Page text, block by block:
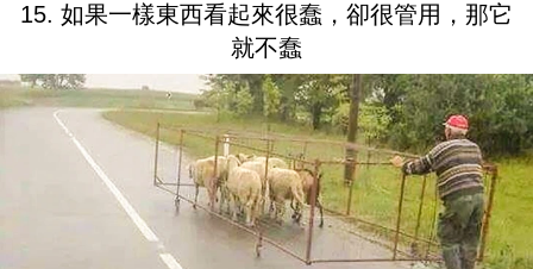
15. 如果一樣東西看起來很蠢，卻很管用，那它
就不蠢